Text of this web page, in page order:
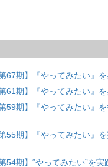
67期】『やってみたい』
61期】『やってみたい』
59期】『やってみたい』
55期】『やってみたい』
54期】“やってみたい”を